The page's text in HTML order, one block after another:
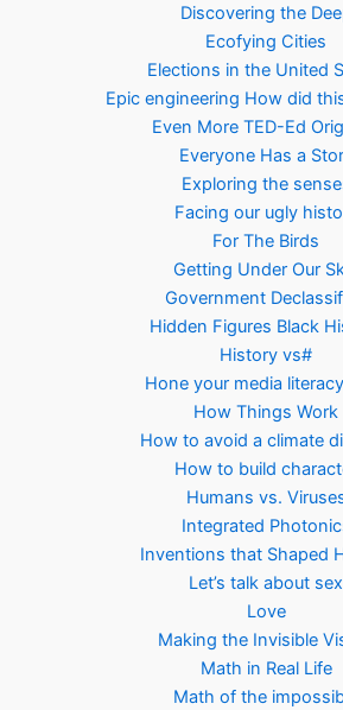
Discovering the
Ecofying Cities
Elections in the United
Epic engineering How did
Even More TED-Ed
Everyone Has a
Exploring the
Facing our ugly
For The Birds
Getting Under Our
Government
Hidden Figures Black
History vs#
Hone your media
How Things Work
How to avoid a climate
How to build
Humans vs.
Integrated
Inventions that Shaped
Let’s talk about sex
Love
Making the Invisible
Math in Real Life
Math of the